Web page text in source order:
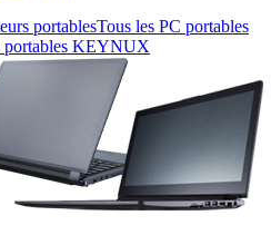
Tous les PC portables
portables KEYNUX